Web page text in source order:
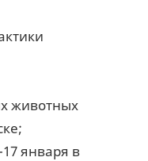
животных
января в